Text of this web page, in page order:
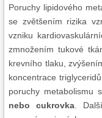
Magazín
Značky
Poruchy lipidového
se zvětšením rizika
vzniku
zmnožením tukové
krevního tlaku,
koncentrace
poruchy metabolismu
nebo cukrovka.